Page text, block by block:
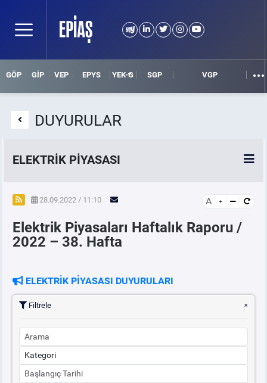
GÖP GİP VEP EPYS YEK-G SGP VGP
DUYURULAR
ELEKTRİK PİYASASI
SPOT ELEKTRİK PİYASALARI
ÖRNEK FİNANS BELGELERİ
PİYASAKAYITSÜRECİ
SERBEST TÜKETİCİ
MALİ UZLAŞTIRMA
28.09.2022 / 11:10 A
Elektrik Piyasaları Haftalık Raporu /
2022 – 38. Hafta
ELEKTRİK PİYASASI DUYURULARI
Filtrele